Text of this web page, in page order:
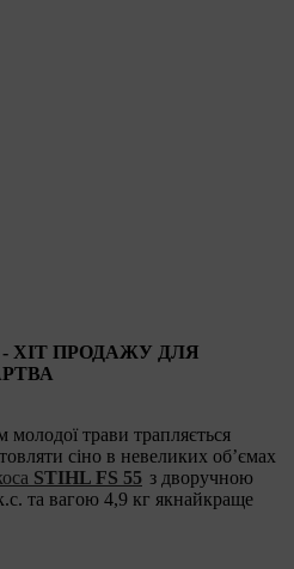
- ХІТ ПРОДАЖУ ДЛЯ
трави трапляється
сіно в невеликих об’ємах
STIHL FS 55 з дворучною
та вагою 4,9 кг якнайкраще